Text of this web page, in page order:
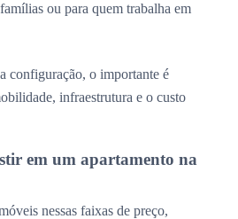
ou para quem trabalha em
configuração, o importante é
infraestrutura e o custo
em um apartamento na
nessas faixas de preço,